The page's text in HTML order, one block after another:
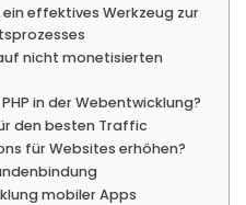
effektives Werkzeug zur
nicht monetisierten
in der Webentwicklung?
den besten Traffic
für Websites erhöhen?
mobiler Apps